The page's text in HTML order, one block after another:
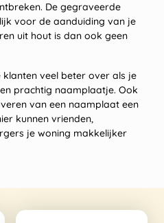
De gegraveerde
voor de aanduiding van je
uit hout is dan ook geen
veel beter over als je
prachtig naamplaatje. Ook
van een naamplaat een
kunnen vrienden,
je woning makkelijker